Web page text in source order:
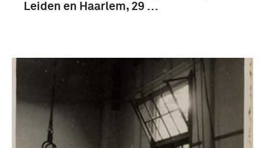
Leiden en Haarlem, 29 …